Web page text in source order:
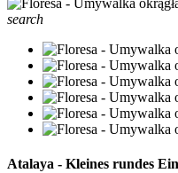
search
Atalaya - Kleines rundes